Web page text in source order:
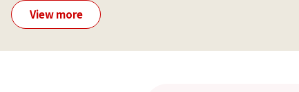
View more